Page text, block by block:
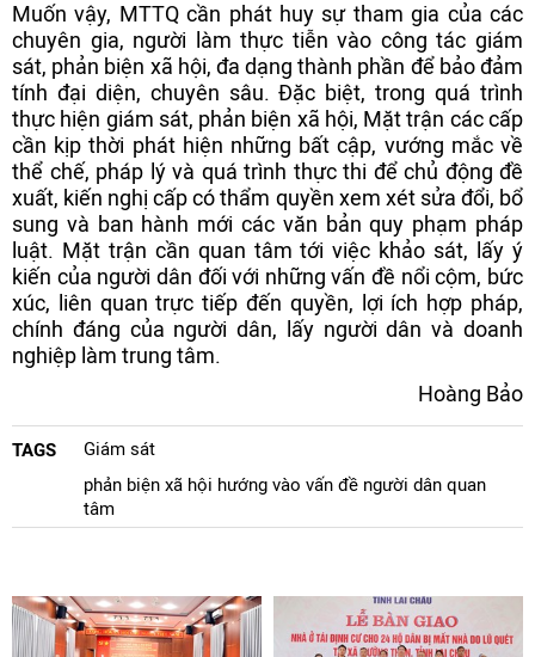
Muốn vậy, MTTQ cần phát huy sự tham gia của các
chuyên gia, người làm thực tiễn vào công tác giám
sát, phản biện xã hội, đa dạng thành phần để bảo đảm
tính đại diện, chuyên sâu. Đặc biệt, trong quá trình
thực hiện giám sát, phản biện xã hội, Mặt trận các cấp
cần kịp thời phát hiện những bất cập, vướng mắc về
thể chế, pháp lý và quá trình thực thi để chủ động đề
xuất, kiến nghị cấp có thẩm quyền xem xét sửa đổi, bổ
sung và ban hành mới các văn bản quy phạm pháp
luật. Mặt trận cần quan tâm tới việc khảo sát, lấy ý
kiến của người dân đối với những vấn đề nổi cộm, bức
xúc, liên quan trực tiếp đến quyền, lợi ích hợp pháp,
chính đáng của người dân, lấy người dân và doanh
nghiệp làm trung tâm.
Hoàng Bảo
TAGS
Giám sát
phản biện xã hội hướng vào vấn đề người dân quan
tâm